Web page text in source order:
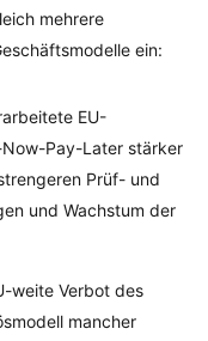
mehrere
ein:
EU-
Pay-Later stärker
Prüf- und
und Wachstum der
weite Verbot des
mancher